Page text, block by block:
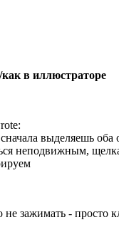
как в иллюстраторе
выделяешь
неподвижным,
не зажимать - просто